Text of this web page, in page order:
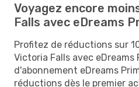
Voyagez encore
Falls avec eDreams
Profitez de réductions sur
Victoria Falls avec eDreams
d'abonnement eDreams
réductions dès le premier